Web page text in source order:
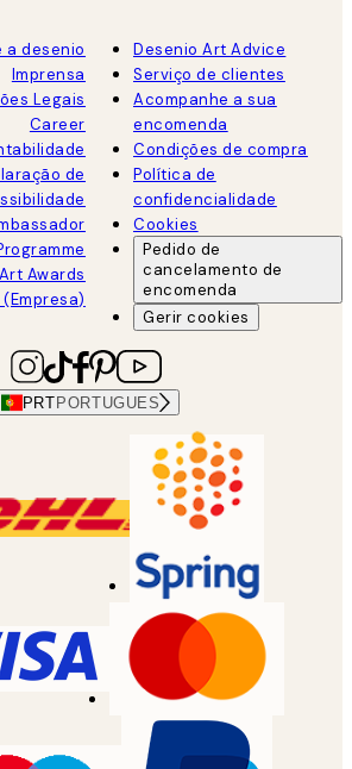
a desenio
Imprensa
Legais
Career
de
Art Awards
Desenio Art Advice
Serviço de clientes
Acompanhe a sua
encomenda
Condições de compra
Política de
confidencialidade
Cookies
Pedido de
cancelamento de
encomenda
Gerir cookies
PRT PORTUGUES